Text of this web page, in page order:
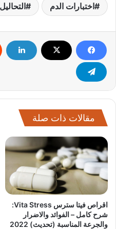
اختبارات الدم
مقالات ذات صلة
اقراص فيتا سترس Vita Stress:
شرح كامل – الفوائد والاضرار
والجرعة المناسبة (تحديث) 2022